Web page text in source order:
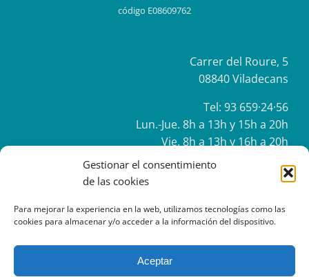
Gestionar el consentimiento
de las cookies
Para mejorar la experiencia en la web, utilizamos tecnologías como las
cookies para almacenar y/o acceder a la información del dispositivo.
Aceptar
código E08609762
Carrer del Roure, 5
08840 Viladecans
Tel: 93 659·24·56
Lun.-Jue. 8h a 13h y 15h a 20h
Vie. 8h a 13h y 16h a 20h
FacebookInstagram